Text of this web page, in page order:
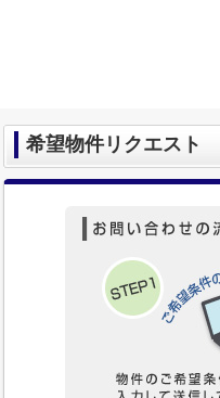
希望物件リクエスト